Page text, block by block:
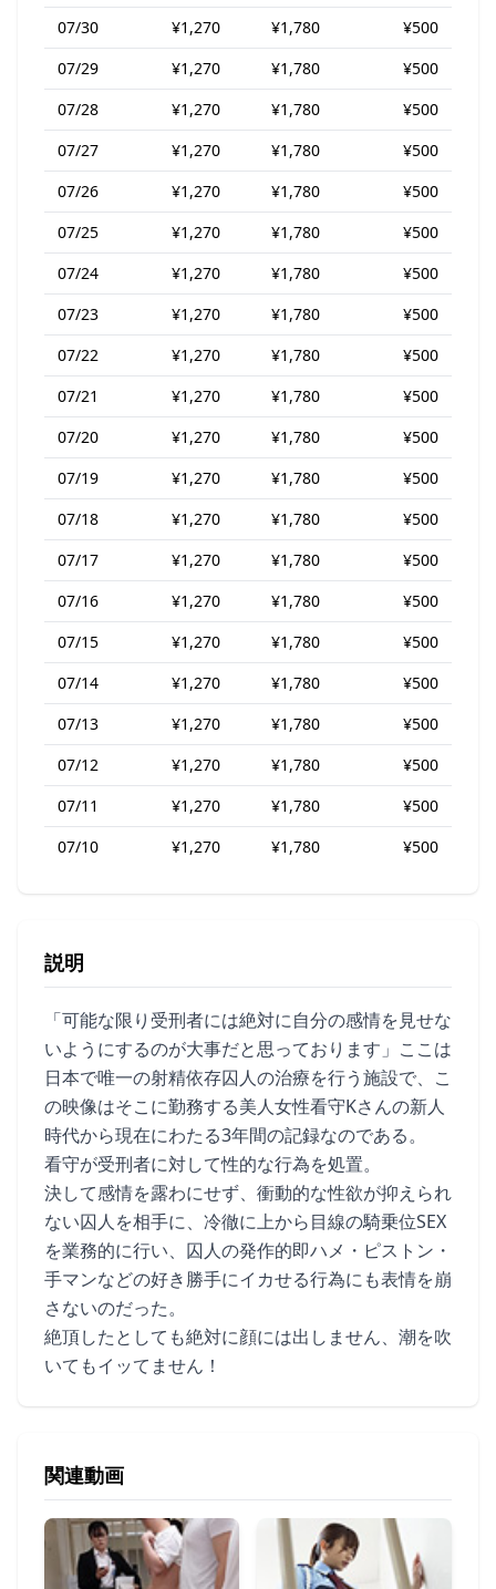
07/30 ¥1,270 ¥1,780
¥500
07/29
¥1,270 ¥1,780
¥500
07/28
¥1,270 ¥1,780
¥500
07/27
¥1,270 ¥1,780
¥500
07/26
¥1,270 ¥1,780
¥500
07/25
¥1,270 ¥1,780
¥500
07/24
¥1,270 ¥1,780
¥500
07/23
¥1,270 ¥1,780
¥500
07/22
¥1,270 ¥1,780
¥500
07/21
¥1,270 ¥1,780
¥500
07/20
¥1,270 ¥1,780
¥500
07/19
¥1,270 ¥1,780
¥500
07/18
¥1,270 ¥1,780
¥500
07/17
¥1,270 ¥1,780
¥500
07/16
¥1,270 ¥1,780
¥500
07/15
¥1,270 ¥1,780
¥500
07/14
¥1,270 ¥1,780
¥500
07/13
¥1,270 ¥1,780
¥500
07/12
¥1,270 ¥1,780
¥500
07/11
¥1,270 ¥1,780
¥500
07/10
¥1,270 ¥1,780 ¥500
説明
「可能な限り受刑者には絶対に自分の感情を見せな
いようにするのが大事だと思っております」ここは
日本で唯一の射精依存囚人の治療を行う施設で、こ
の映像はそこに勤務する美人女性看守Kさんの新人
時代から現在にわたる3年間の記録なのである。
看守が受刑者に対して性的な行為を処置。
決して感情を露わにせず、衝動的な性欲が抑えられ
ない囚人を相手に、冷徹に上から目線の騎乗位SEX
を業務的に行い、囚人の発作的即ハメ・ピストン・
手マンなどの好き勝手にイカせる行為にも表情を崩
さないのだった。
絶頂したとしても絶対に顔には出しません、潮を吹
いてもイッてません！
関連動画